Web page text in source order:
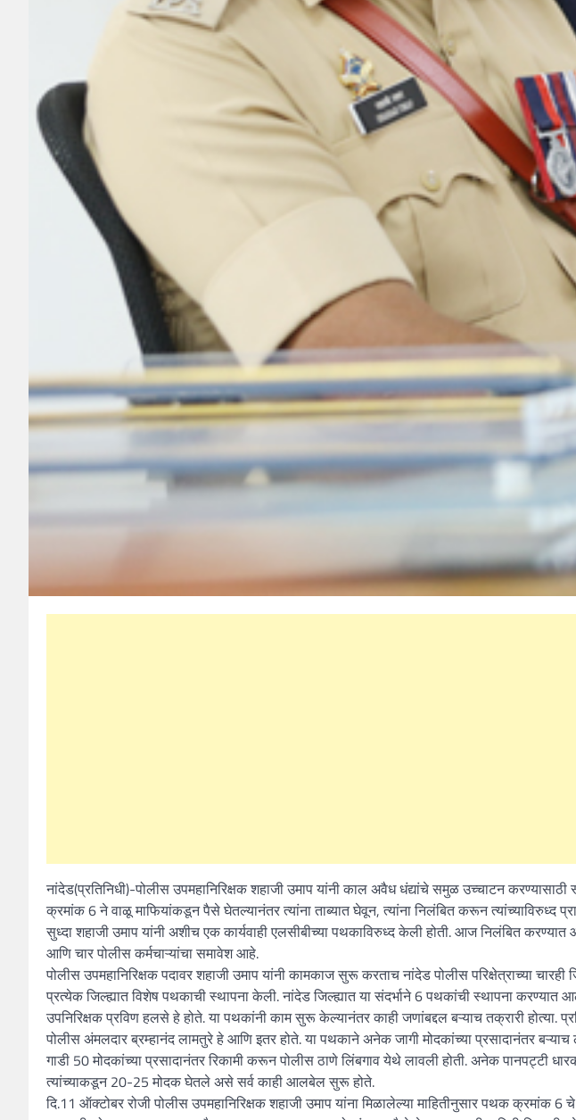
नांदेड(प्रतिनिधी)-पोलीस उपमहानिरिक्षक शहाजी उमाप यांनी काल अवैध धंद्यांचे समुळ उच्चाटन
क्रमांक 6 ने वाळू माफियांकडून पैसे घेतल्यानंतर त्यांना ताब्यात घेवून, त्यांना निलंबित करून
सुध्दा शहाजी उमाप यांनी अशीच एक कार्यवाही एलसीबीच्या पथकाविरुध्द केली होती. आज निलंबित
आणि चार पोलीस कर्मचाऱ्यांचा समावेश आहे.
पोलीस उपमहानिरिक्षक पदावर शहाजी उमाप यांनी कामकाज सुरू करताच नांदेड पोलीस परिक्षेत्राच्या
प्रत्येक जिल्ह्यात विशेष पथकाची स्थापना केली. नांदेड जिल्ह्यात या संदर्भाने 6 पथकांची स्थापना
उपनिरिक्षक प्रविण हलसे हे होते. या पथकांनी काम सुरू केल्यानंतर काही जणांबद्दल बऱ्याच तक्रारी
पोलीस अंमलदार ब्रम्हानंद लामतुरे हे आणि इतर होते. या पथकाने अनेक जागी मोदकांच्या प्रसादानंतर बऱ्याच
गाडी 50 मोदकांच्या प्रसादानंतर रिकामी करून पोलीस ठाणे लिंबगाव येथे लावली होती. अनेक पानपट्टी
त्यांच्याकडून 20-25 मोदक घेतले असे सर्व काही आलबेल सुरू होते.
दि.11 ऑक्टोबर रोजी पोलीस उपमहानिरिक्षक शहाजी उमाप यांना मिळालेल्या माहितीनुसार पथक क्रमांक